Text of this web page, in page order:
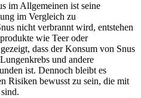
im Allgemeinen ist seine
im Vergleich zu
nicht verbrannt wird, entstehen
wie Teer oder
dass der Konsum von Snus
und andere
ist. Dennoch bleibt es
Risiken bewusst zu sein, die mit